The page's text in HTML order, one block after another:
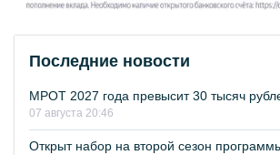
Последние новости
МРОТ 2027 года превысит 30 тысяч
07 августа 20:46
Открыт набор на второй сезон